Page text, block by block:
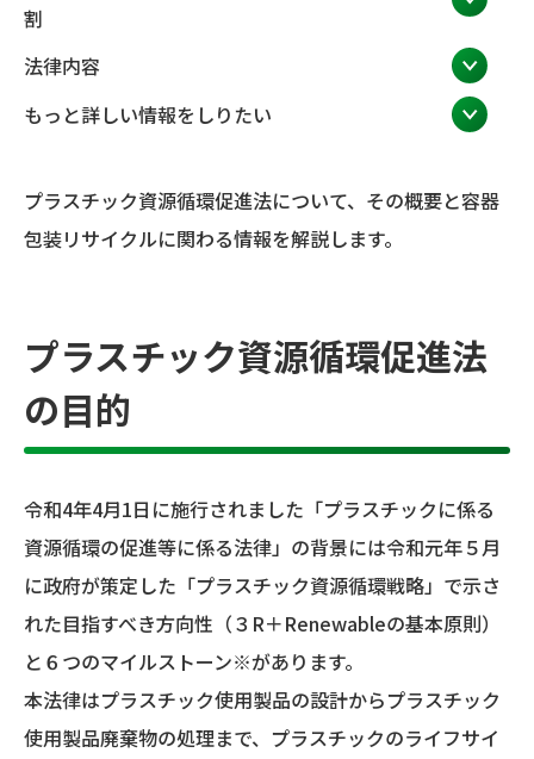
割
法律内容
もっと詳しい情報をしりたい
プラスチック資源循環促進法について、その概要と容器
包装リサイクルに関わる情報を解説します。
プラスチック資源循環促進法
の目的
令和4年4月1日に施行されました「プラスチックに係る
資源循環の促進等に係る法律」の背景には令和元年５月
に政府が策定した「プラスチック資源循環戦略」で示さ
れた目指すべき方向性（３R＋Renewableの基本原則）
と６つのマイルストーン※があります。
本法律はプラスチック使用製品の設計からプラスチック
使用製品廃棄物の処理まで、プラスチックのライフサイ